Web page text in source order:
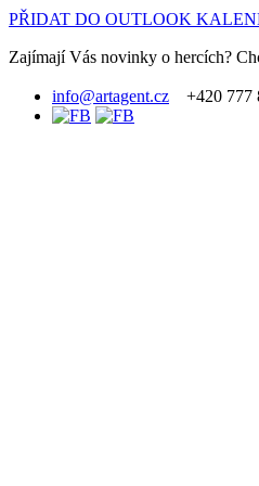
PŘIDAT DO OUTLOOK
Zajímají Vás novinky o hercích?
info@artagent.cz +420 777